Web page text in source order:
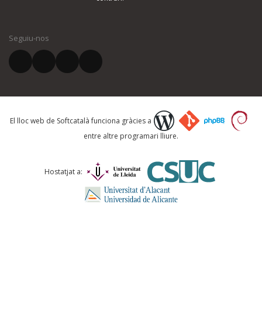
El vostre correu electrònic *
Què proposeu?
Comentari *
Seguiu-nos
El lloc web de Softcatalà funciona gràcies a
entre altre programari lliure.
Hostatjat a: